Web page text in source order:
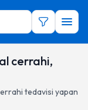
cerrahi,
tedavisi yapan